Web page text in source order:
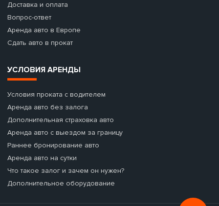
Доставка и оплата
Вопрос-ответ
Аренда авто в Европе
Сдать авто в прокат
УСЛОВИЯ АРЕНДЫ
Условия проката с водителем
Аренда авто без залога
Дополнительная страховка авто
Аренда авто с выездом за границу
Раннее бронирование авто
Аренда авто на сутки
Что такое залог и зачем он нужен?
Дополнительное оборудование